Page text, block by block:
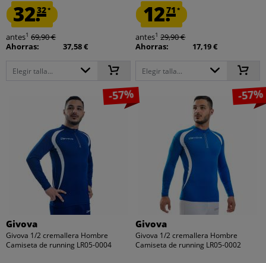
32.32*
antes1 69,90 €
Ahorras:
37,58 €
Elegir talla...
12.71 *
antes1 29,90 €
Ahorras:
17,19 €
Elegir talla...
-57%
Givova
Givova 1/2 cremallera Hombre
Camiseta de running LR05-0004
-57%
Givova
Givova 1/2 cremallera Hombre
Camiseta de running LR05-0002